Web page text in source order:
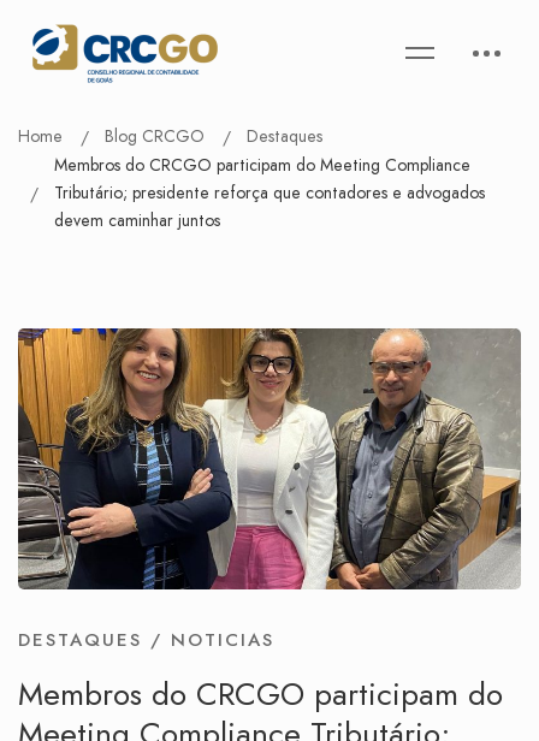
Home Blog CRCGO
Destaques
Membros do CRCGO participam do Meeting Compliance
Tributário; presidente reforça que contadores e advogados
devem caminhar juntos
DESTAQUES / NOTICIAS
Membros do CRCGO participam do